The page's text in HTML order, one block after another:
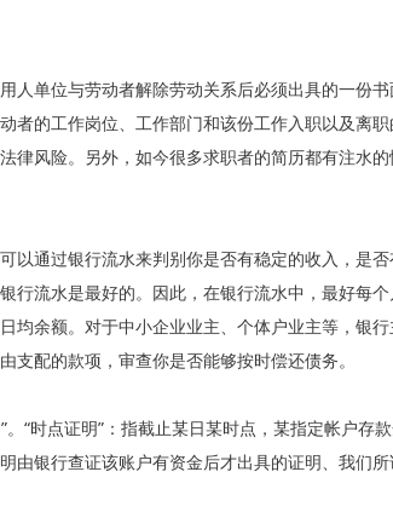
人单位与劳动者解除劳动关系后必须出具的一份
者的工作岗位、工作部门和该份工作入职以及离
律风险。另外，如今很多求职者的简历都有注水
以通过银行流水来判别你是否有稳定的收入，是
行流水是最好的。因此，在银行流水中，最好每
均余额。对于中小企业业主、个体户业主等，银
配的款项，审查你是否能够按时偿还债务。
“时点证明”：指截止某日某时点，某指定帐户存
由银行查证该账户有资金后才出具的证明、我们